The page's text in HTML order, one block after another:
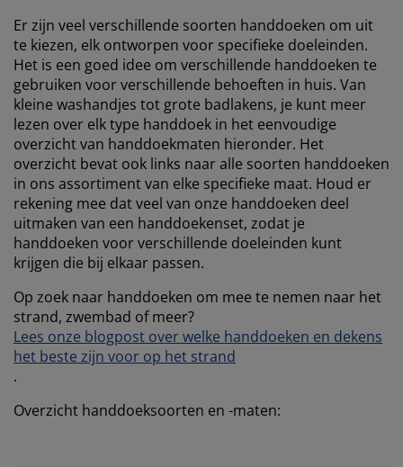
Er zijn veel verschillende soorten handdoeken om uit
te kiezen, elk ontworpen voor specifieke doeleinden.
Het is een goed idee om verschillende handdoeken te
gebruiken voor verschillende behoeften in huis. Van
kleine washandjes tot grote badlakens, je kunt meer
lezen over elk type handdoek in het eenvoudige
overzicht van handdoekmaten hieronder. Het
overzicht bevat ook links naar alle soorten handdoeken
in ons assortiment van elke specifieke maat. Houd er
rekening mee dat veel van onze handdoeken deel
uitmaken van een handdoekenset, zodat je
handdoeken voor verschillende doeleinden kunt
krijgen die bij elkaar passen.
Op zoek naar handdoeken om mee te nemen naar het
strand, zwembad of meer?
Lees onze blogpost over welke handdoeken en dekens
het beste zijn voor op het strand
.
Overzicht handdoeksoorten en -maten: